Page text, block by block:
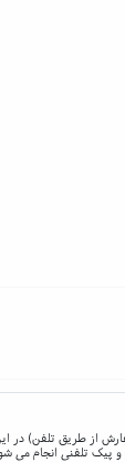
از طریق تلفن) در
و پیک تلفنی انجام می